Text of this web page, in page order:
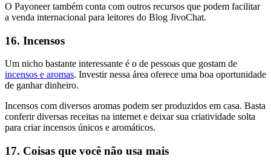
O Payoneer também conta com outros recursos que podem facilitar
a venda internacional para leitores do Blog JivoChat.
16. Incensos
Um nicho bastante interessante é o de pessoas que gostam de
incensos e aromas. Investir nessa área oferece uma boa oportunidade
de ganhar dinheiro.
Incensos com diversos aromas podem ser produzidos em casa. Basta
conferir diversas receitas na internet e deixar sua criatividade solta
para criar incensos únicos e aromáticos.
17. Coisas que você não usa mais